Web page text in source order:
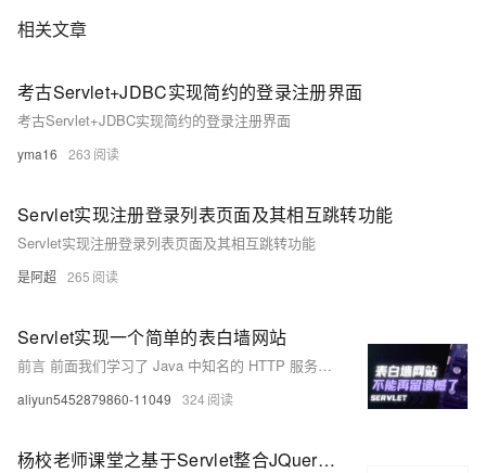
相关文章
考古Servlet+JDBC实现简约的登录注册界面
考古Servlet+JDBC实现简约的登录注册界面
yma16 263
Servlet实现注册登录列表页面及其相互跳转功能
Servlet实现注册登录列表页面及其相互跳转功能
是阿超 265
Servlet实现一个简单的表白墙网站
前言 前面我们学习了 Java 中知名的 HTTP 服务器 tomcat 的安装和使用，还学习了 servlet 相关 API 的学习，今天，这篇文章我们将运用前面学习的 HTTP 知识、tomcat和servlet来实现一个简单的表白墙网站。
aliyun5452879860-11049 324
杨校老师课堂之基于Servlet整合JQuery中的Ajax进行表单提交[基于IDEA]